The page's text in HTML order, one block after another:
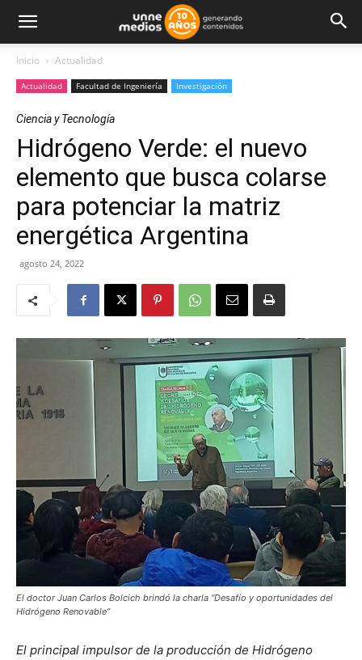
Inicio Actualidad
Actualidad Facultad de Ingeniería Investigación
Ciencia y Tecnología
Hidrógeno Verde: el nuevo
elemento que busca colarse
para potenciar la matriz
energética Argentina
agosto 24, 2022
El doctor Juan Carlos Bolcich brindó la charla “Desafío y oportunidades del
Hidrógeno Renovable”
El principal impulsor de la producción de Hidrógeno